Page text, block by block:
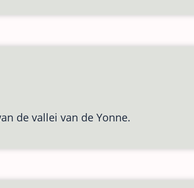
de vallei van de Yonne.